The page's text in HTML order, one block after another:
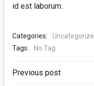
id est laborum.
Categories:
Tags:
No Tag
Previous post